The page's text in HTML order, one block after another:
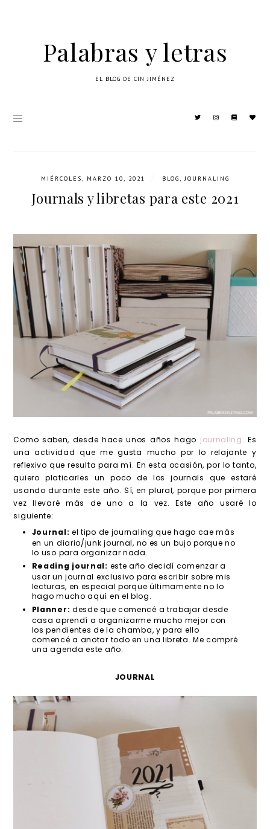
Palabras y letras
EL BLOG DE CIN JIMÉNEZ
MIÉRCOLES, MARZO 10, 2021 BLOG, JOURNALING
Journals y libretas para este 2021
Como saben, desde hace unos años hago journaling. Es
una actividad que me gusta mucho por lo relajante y
reflexivo que resulta para mí. En esta ocasión, por lo tanto,
quiero platicarles un poco de los journals que estaré
usando durante este año. Sí, en plural, porque por primera
vez llevaré más de uno a la vez. Este año usaré lo
siguiente:
Journal: el tipo de journaling que hago cae más
en un diario/junk journal, no es un bujo porque no
lo uso para organizar nada.
Reading journal: este año decidí comenzar a
usar un journal exclusivo para escribir sobre mis
lecturas, en especial porque últimamente no lo
hago mucho aquí en el blog.
Planner: desde que comencé a trabajar desde
casa aprendí a organizarme mucho mejor con
los pendientes de la chamba, y para ello
comencé a anotar todo en una libreta. Me compré
una agenda este año.
JOURNAL